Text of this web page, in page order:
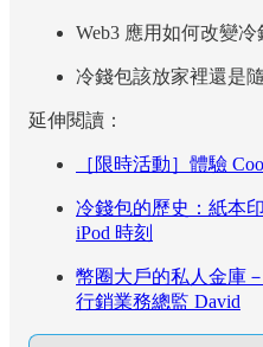
Web3 應用如何改變冷
冷錢包該放家裡還是
延伸閱讀：
［限時活動］體驗
冷錢包的歷史：紙本
iPod 時刻
幣圈大戶的私人金庫
行銷業務總監 David